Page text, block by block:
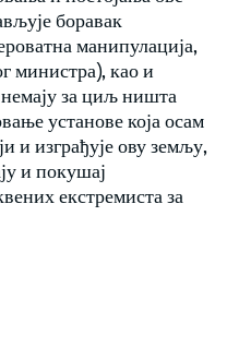
боравак
манипулација,
министра), као и
за циљ ништа
установе која осам
и изграђује ову земљу,
и покушај
екстремиста за